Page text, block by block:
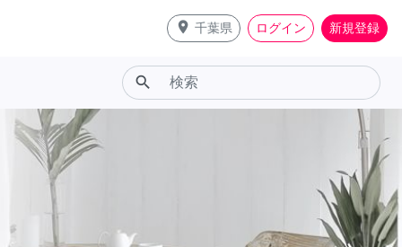
place 千葉県 ログイン 新規登録
search